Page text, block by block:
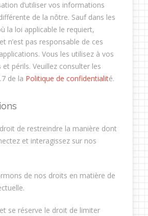
d’utiliser vos informations
de la nôtre. Sauf dans les
la loi applicable le requiert,
n’est pas responsable de ces
Vous les utilisez à vos
périls. Veuillez consulter les
de la Politique de confidentialité.
de restreindre la manière dont
et interagissez sur nos
de nos droits en matière de
se réserve le droit de limiter